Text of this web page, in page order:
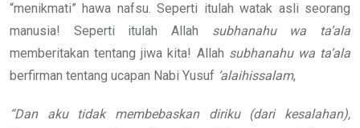
“menikmati” hawa nafsu. Seperti itulah watak asli seorang
manusia! Seperti itulah Allah subhanahu wa ta’ala
memberitakan tentang jiwa kita! Allah subhanahu wa ta’ala
berfirman tentang ucapan Nabi Yusuf ‘alaihissalam,
“Dan aku tidak membebaskan diriku (dari kesalahan),